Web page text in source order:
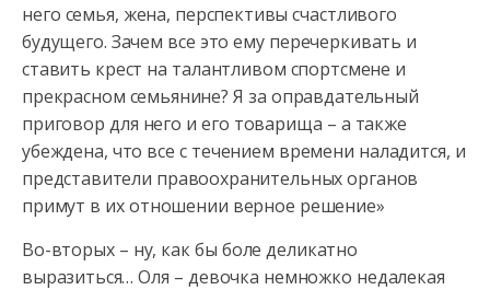
него семья, жена, перспективы счастливого
будущего. Зачем все это ему перечеркивать и
ставить крест на талантливом спортсмене и
прекрасном семьянине? Я за оправдательный
приговор для него и его товарища – а также
убеждена, что все с течением времени наладится, и
представители правоохранительных органов
примут в их отношении верное решение»
Во-вторых – ну, как бы боле деликатно
выразиться… Оля – девочка немножко недалекая